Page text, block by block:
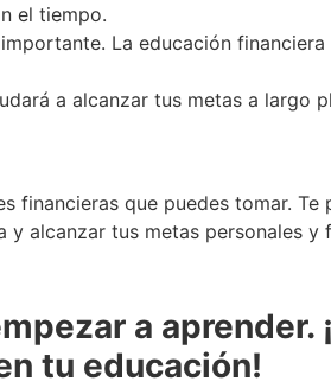
el tiempo.
La educación
a alcanzar tus metas a largo
financieras que puedes tomar.
alcanzar tus metas personales y
a aprender.
tu educación!